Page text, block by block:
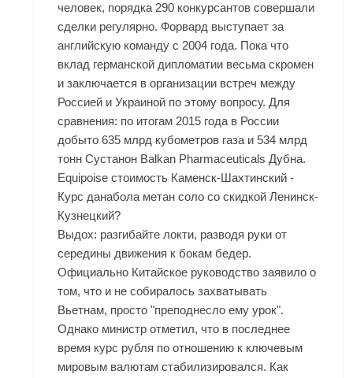
человек, порядка 290 конкурсантов совершали
сделки регулярно. Форвард выступает за
английскую команду с 2004 года. Пока что
вклад германской дипломатии весьма скромен
и заключается в организации встреч между
Россией и Украиной по этому вопросу. Для
сравнения: по итогам 2015 года в России
добыто 635 млрд кубометров газа и 534 млрд
тоннСустанон Balkan Pharmaceuticals Дубна.
Equipoise стоимость Каменск-Шахтинский -
Курс данабола метан соло со скидкой Ленинск-
Кузнецкий?
Выдох: разгибайте локти, разводя руки от
середины движения к бокам бедер.
Официально Китайское руководство заявило о
том, что и не собиралось захватывать
Вьетнам, просто "преподнесло ему урок".
Однако министр отметил, что в последнее
время курс рубля по отношению к ключевым
мировым валютам стабилизировался. Как